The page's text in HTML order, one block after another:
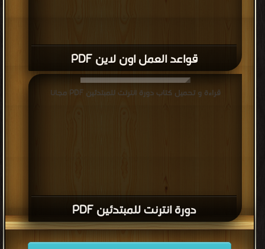
قواعد العمل اون لاين PDF
دورة انترنت للمبتدئين PDF
قراءة و تحميل كتاب دورة انترنت للمبتدئين PDF مجانا